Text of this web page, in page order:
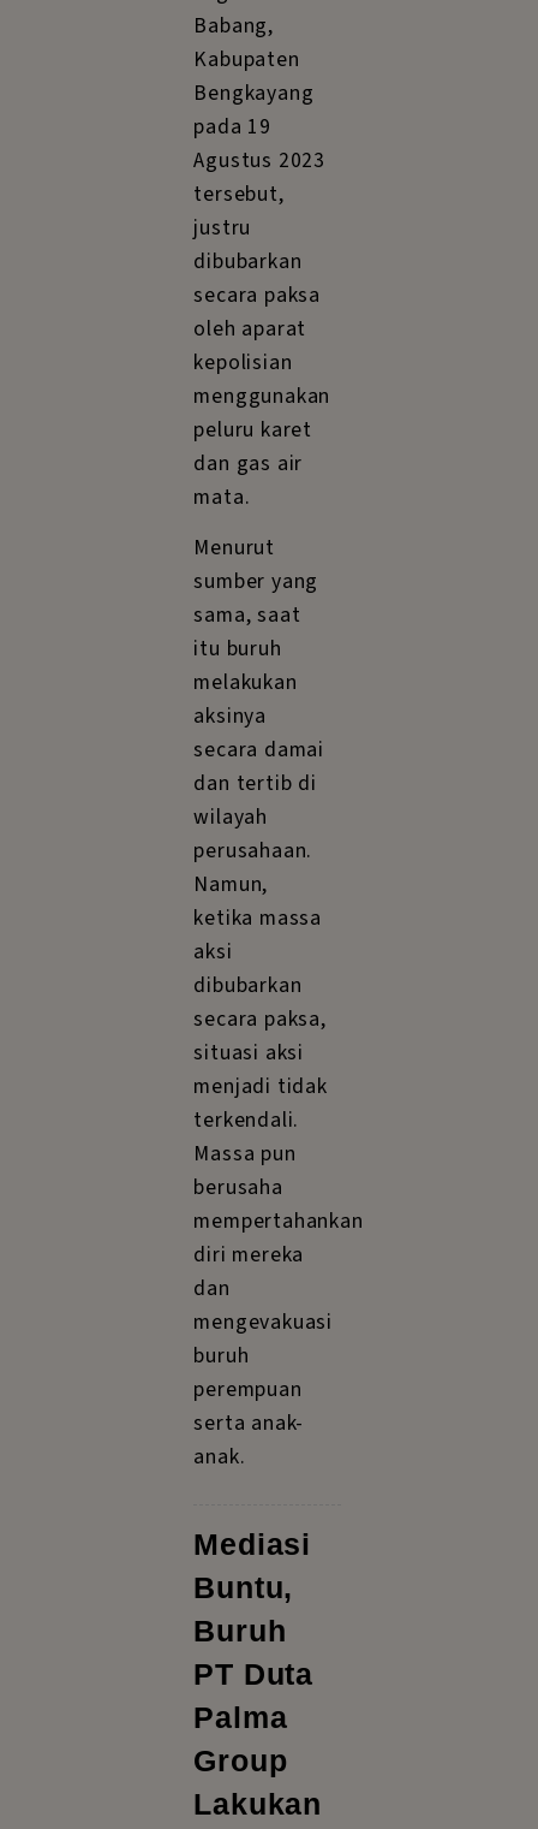
Babang,
Kabupaten
Bengkayang
pada 19
Agustus 2023
tersebut,
justru
dibubarkan
secara paksa
oleh aparat
kepolisian
menggunakan
peluru karet
dan gas air
mata.
Menurut
sumber yang
sama, saat
itu buruh
melakukan
aksinya
secara damai
dan tertib di
wilayah
perusahaan.
Namun,
ketika massa
aksi
dibubarkan
secara paksa,
situasi aksi
menjadi tidak
terkendali.
Massa pun
berusaha
mempertahankan
diri mereka
dan
mengevakuasi
buruh
perempuan
serta anak-
anak.
Mediasi
Buntu,
Buruh
PT Duta
Palma
Group
Lakukan